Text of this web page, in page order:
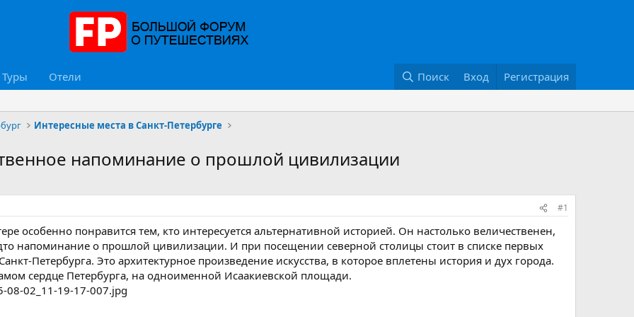
Туры Отели Поиск Вход Регистрация
Интересные места в Санкт-Петербурге
напоминание о прошлой цивилизации
#1
особенно понравится тем, кто интересуется альтернативной историей. Он настолько величественен,
напоминание о прошлой цивилизации. И при посещении северной столицы стоит в списке первых
Петербурга. Это архитектурное произведение искусства, в которое вплетены история и дух города.
сердце Петербурга, на одноименной Исаакиевской площади.